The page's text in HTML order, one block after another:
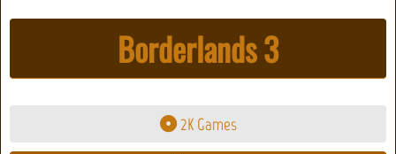
Borderlands 3
2K Games